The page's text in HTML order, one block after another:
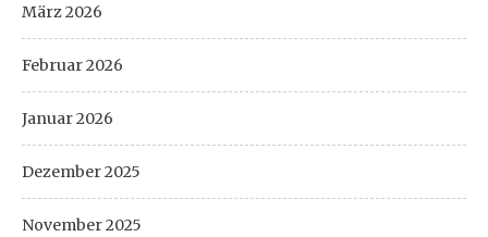
März 2026
Februar 2026
Januar 2026
Dezember 2025
November 2025